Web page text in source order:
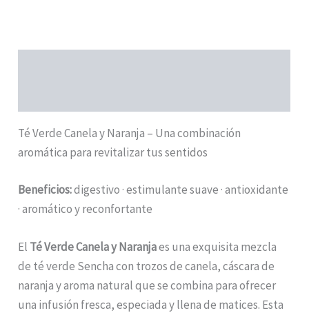
Té Verde Canela y Naranja – Una combinación
aromática para revitalizar tus sentidos
Beneficios:digestivo · estimulante suave · antioxidante
· aromático y reconfortante
El Té Verde Canela y Naranjaes una exquisita mezcla
de té verde Sencha con trozos de canela, cáscara de
naranja y aroma natural que se combina para ofrecer
una infusión fresca, especiada y llena de matices. Esta